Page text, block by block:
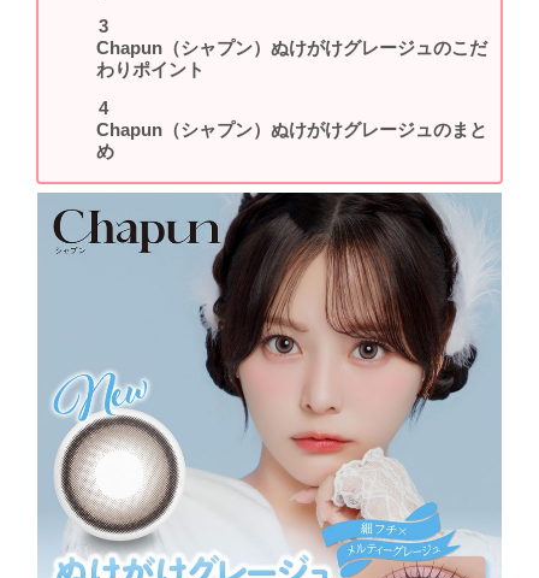
Chapun（シャプン）ぬけがけグレージュのこだ
わりポイント
Chapun（シャプン）ぬけがけグレージュのまと
め